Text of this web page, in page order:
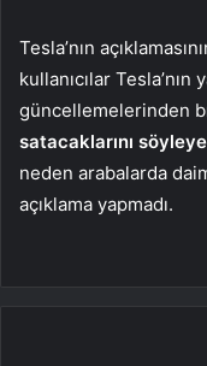
Tesla’nın
kullanıcılar Tesla’nın
güncellemelerinden
satacaklarını
neden arabalarda
açıklama yapmadı.